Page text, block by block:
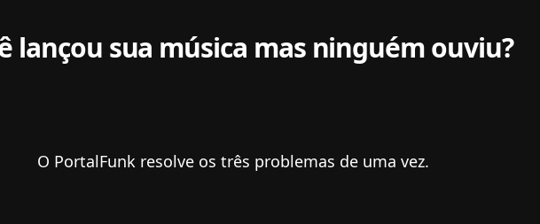
lançou sua música mas ninguém ouviu?
O PortalFunk resolve os três problemas de uma vez.